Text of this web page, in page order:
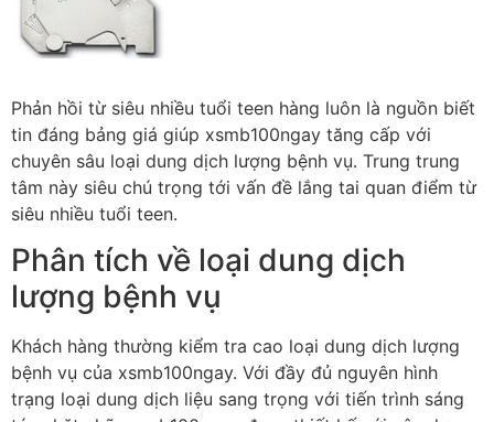
Phản hồi từ siêu nhiều tuổi teen hàng luôn là nguồn biết
tin đáng bảng giá giúp xsmb100ngay tăng cấp với
chuyên sâu loại dung dịch lượng bệnh vụ. Trung trung
tâm này siêu chú trọng tới vấn đề lắng tai quan điểm từ
siêu nhiều tuổi teen.
Phân tích về loại dung dịch
lượng bệnh vụ
Khách hàng thường kiểm tra cao loại dung dịch lượng
bệnh vụ của xsmb100ngay. Với đầy đủ nguyên hình
trạng loại dung dịch liệu sang trọng với tiến trình sáng